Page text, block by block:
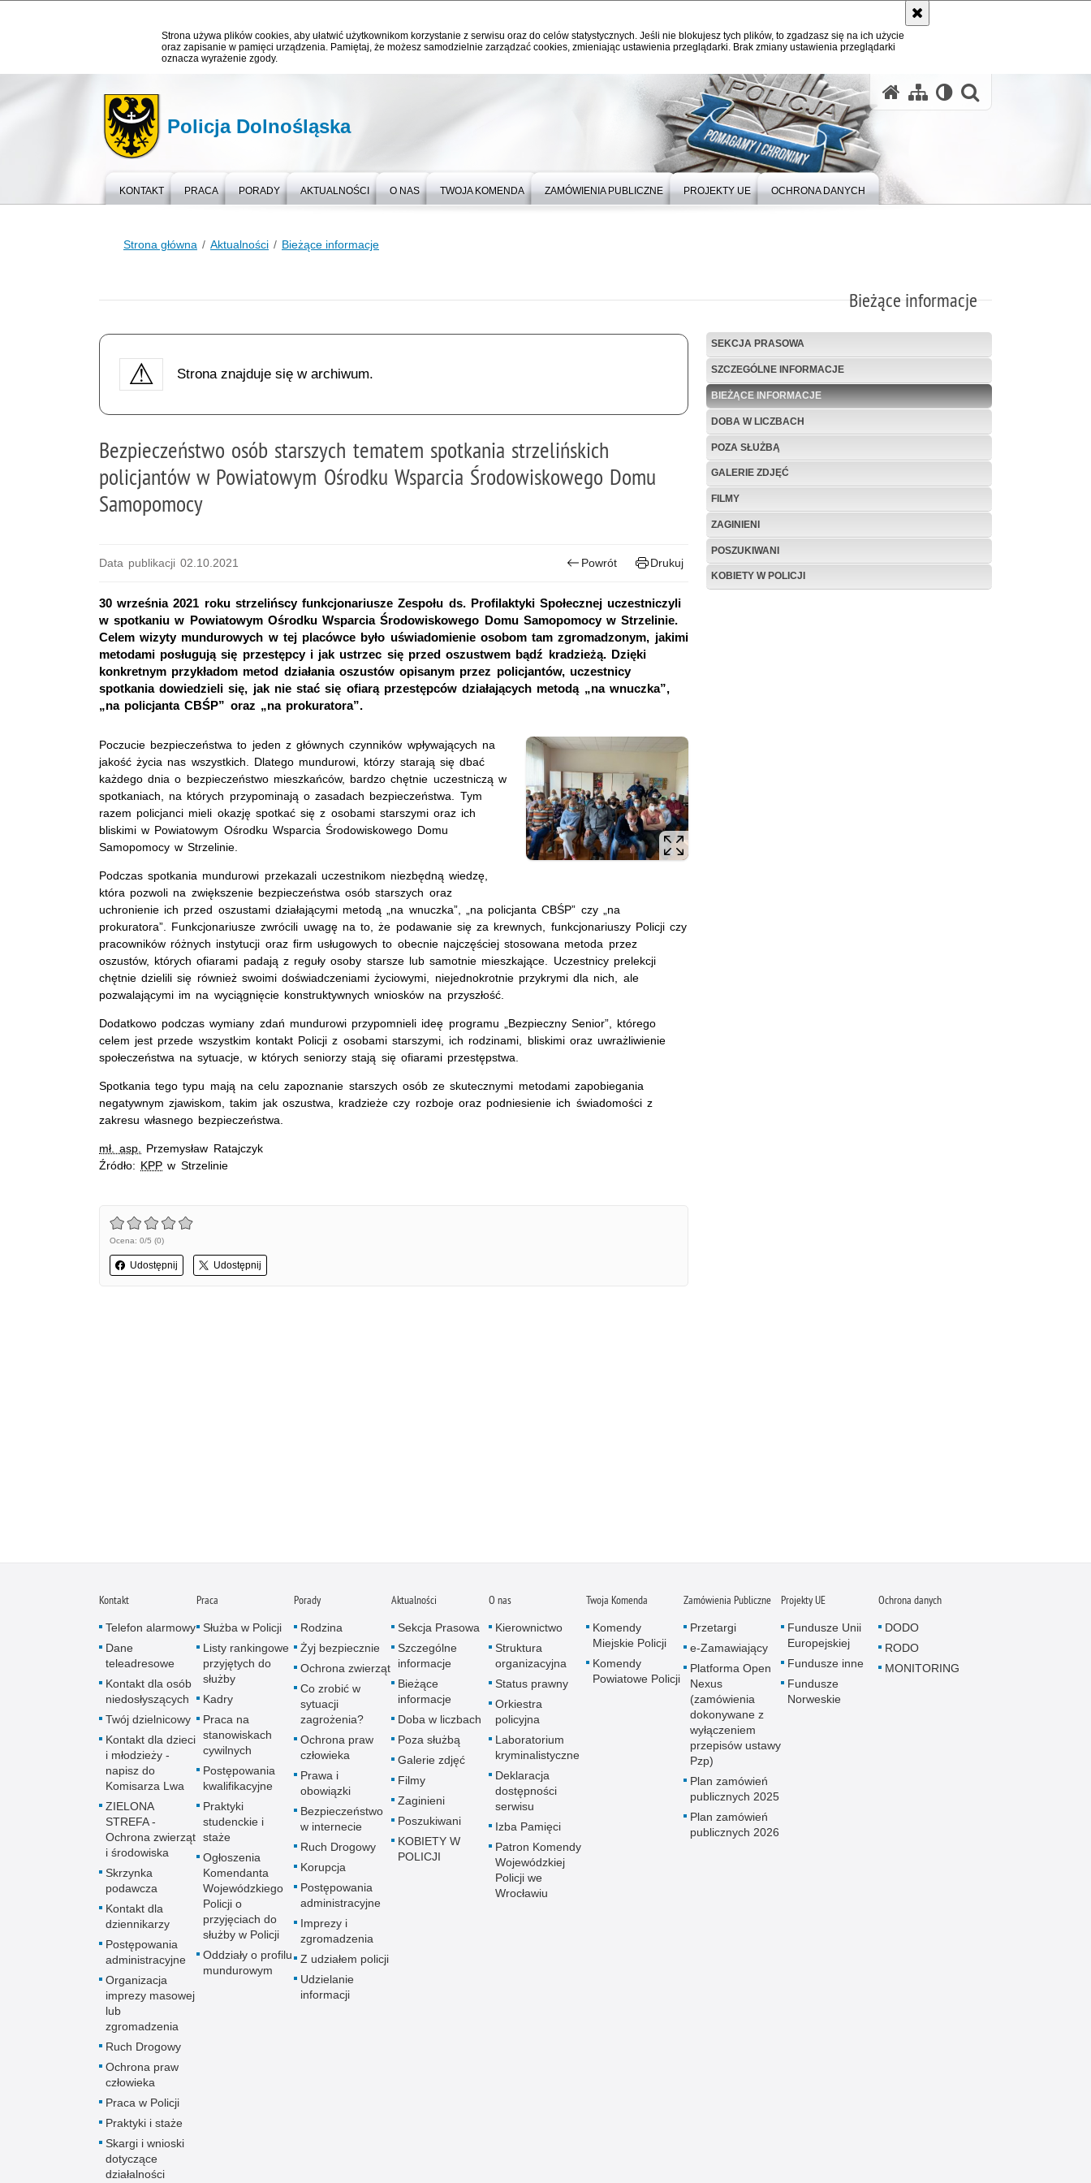
Strona używa plików cookies, aby ułatwić użytkownikom korzystanie z serwisu oraz do celów statystycznych. Jeśli nie blokujesz tych plików, to zgadzasz się na ich użycie
oraz zapisanie w pamięci urządzenia. Pamiętaj, że możesz samodzielnie zarządzać cookies, zmieniając ustawienia przeglądarki. Brak zmiany ustawienia przeglądarki
oznacza wyrażenie zgody.
Policja Dolnośląska
KONTAKT PRACA PORADY AKTUALNOŚCI O NAS TWOJA KOMENDA ZAMÓWIENIA PUBLICZNE PROJEKTY UE OCHRONA DANYCH
Strona główna Aktualności Bieżące informacje
Bieżące informacje
Strona znajduje się w archiwum.
Bezpieczeństwo osób starszych tematem spotkania strzelińskich
policjantów w Powiatowym Ośrodku Wsparcia Środowiskowego Domu
Samopomocy
Data publikacji 02.10.2021 Powrót Drukuj
30 września 2021 roku strzelińscy funkcjonariusze Zespołu ds. Profilaktyki Społecznej uczestniczyli
w spotkaniu w Powiatowym Ośrodku Wsparcia Środowiskowego Domu Samopomocy w Strzelinie.
Celem wizyty mundurowych w tej placówce było uświadomienie osobom tam zgromadzonym, jakimi
metodami posługują się przestępcy i jak ustrzec się przed oszustwem bądź kradzieżą. Dzięki
konkretnym przykładom metod działania oszustów opisanym przez policjantów, uczestnicy
spotkania dowiedzieli się, jak nie stać się ofiarą przestępców działających metodą „na wnuczka”,
„na policjanta CBŚP” oraz „na prokuratora”.
Poczucie bezpieczeństwa to jeden z głównych czynników wpływających na
jakość życia nas wszystkich. Dlatego mundurowi, którzy starają się dbać
każdego dnia o bezpieczeństwo mieszkańców, bardzo chętnie uczestniczą w
spotkaniach, na których przypominają o zasadach bezpieczeństwa. Tym
razem policjanci mieli okazję spotkać się z osobami starszymi oraz ich
bliskimi w Powiatowym Ośrodku Wsparcia Środowiskowego Domu
Samopomocy w Strzelinie.
Podczas spotkania mundurowi przekazali uczestnikom niezbędną wiedzę,
która pozwoli na zwiększenie bezpieczeństwa osób starszych oraz
uchronienie ich przed oszustami działającymi metodą „na wnuczka”, „na policjanta CBŚP” czy „na
prokuratora”. Funkcjonariusze zwrócili uwagę na to, że podawanie się za krewnych, funkcjonariuszy Policji czy
pracowników różnych instytucji oraz firm usługowych to obecnie najczęściej stosowana metoda przez
oszustów, których ofiarami padają z reguły osoby starsze lub samotnie mieszkające. Uczestnicy prelekcji
chętnie dzielili się również swoimi doświadczeniami życiowymi, niejednokrotnie przykrymi dla nich, ale
pozwalającymi im na wyciągnięcie konstruktywnych wniosków na przyszłość.
Dodatkowo podczas wymiany zdań mundurowi przypomnieli ideę programu „Bezpieczny Senior”, którego
celem jest przede wszystkim kontakt Policji z osobami starszymi, ich rodzinami, bliskimi oraz uwrażliwienie
społeczeństwa na sytuacje, w których seniorzy stają się ofiarami przestępstwa.
Spotkania tego typu mają na celu zapoznanie starszych osób ze skutecznymi metodami zapobiegania
negatywnym zjawiskom, takim jak oszustwa, kradzieże czy rozboje oraz podniesienie ich świadomości z
zakresu własnego bezpieczeństwa.
mł. asp.
Przemysław Ratajczyk
Źródło: KPP w Strzelinie
Ocena: 0/5 (0)
Udostępnij Udostępnij
SEKCJA PRASOWA
SZCZEGÓLNE INFORMACJE
BIEŻĄCE INFORMACJE
DOBA W LICZBACH
POZA SŁUŻBĄ
GALERIE ZDJĘĆ
FILMY
ZAGINIENI
POSZUKIWANI
KOBIETY W POLICJI
Kontakt
Telefon alarmowy
Dane
teleadresowe
Kontakt dla osób
niedosłyszących
Twój dzielnicowy
Kontakt dla dzieci
i młodzieży -
napisz do
Komisarza Lwa
ZIELONA
STREFA -
Ochrona zwierząt
i środowiska
Skrzynka
podawcza
Kontakt dla
dziennikarzy
Postępowania
administracyjne
Organizacja
imprezy masowej
lub
zgromadzenia
Ruch Drogowy
Ochrona praw
człowieka
Praca w Policji
Praktyki i staże
Skargi i wnioski
dotyczące
działalności
Praca
Służba w Policji
Listy rankingowe
przyjętych do
służby
Kadry
Praca na
stanowiskach
cywilnych
Postępowania
kwalifikacyjne
Praktyki
studenckie i
staże
Ogłoszenia
Komendanta
Wojewódzkiego
Policji o
przyjęciach do
służby w Policji
Oddziały o profilu
mundurowym
Porady
Rodzina
Żyj bezpiecznie
Ochrona zwierząt
Co zrobić w
sytuacji
zagrożenia?
Ochrona praw
człowieka
Prawa i
obowiązki
Bezpieczeństwo
w internecie
Ruch Drogowy
Korupcja
Postępowania
administracyjne
Imprezy i
zgromadzenia
Z udziałem policji
Udzielanie
informacji
Aktualności
Sekcja Prasowa
Szczególne
informacje
Bieżące
informacje
Doba w liczbach
Poza służbą
Galerie zdjęć
Filmy
Zaginieni
Poszukiwani
KOBIETY W
POLICJI
O nas
Kierownictwo
Struktura
organizacyjna
Status prawny
Orkiestra
policyjna
Laboratorium
kryminalistyczne
Deklaracja
dostępności
serwisu
Izba Pamięci
Patron Komendy
Wojewódzkiej
Policji we
Wrocławiu
Twoja Komenda
Komendy
Miejskie Policji
Komendy
Powiatowe Policji
Zamówienia Publiczne
Przetargi
e-Zamawiający
Platforma Open
Nexus
(zamówienia
dokonywane z
wyłączeniem
przepisów ustawy
Pzp)
Plan zamówień
publicznych 2025
Plan zamówień
publicznych 2026
Projekty UE
Fundusze Unii
Europejskiej
Fundusze inne
Fundusze
Norweskie
Ochrona danych
DODO
RODO
MONITORING